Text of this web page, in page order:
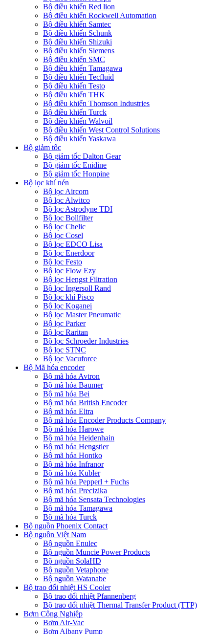
Bộ điều khiển Red lion
Bộ điều khiển Rockwell Automation
Bộ điều khiển Samtec
Bộ điều khiển Schunk
Bộ điều khiển Shizuki
Bộ điều khiển Siemens
Bộ điều khiển SMC
Bộ điều khiển Tamagawa
Bộ điều khiển Tecfluid
Bộ điều khiển Testo
Bộ điều khiển THK
Bộ điều khiển Thomson Industries
Bộ điều khiển Turck
Bộ điều khiển Walvoil
Bộ điều khiển West Control Solutions
Bộ điều khiển Yaskawa
Bộ giảm tốc
Bộ giảm tốc Dalton Gear
Bộ giảm tốc Enidine
Bộ giảm tốc Honpine
Bộ lọc khí nén
Bộ lọc Aircom
Bộ lọc Alwitco
Bộ lọc Astrodyne TDI
Bộ lọc Bollfilter
Bộ lọc Chelic
Bộ lọc Cosel
Bộ lọc EDCO Lisa
Bộ lọc Enerdoor
Bộ lọc Festo
Bộ lọc Flow Ezy
Bộ lọc Hengst Filtration
Bộ lọc Ingersoll Rand
Bộ lọc khí Pisco
Bộ lọc Koganei
Bộ lọc Master Pneumatic
Bộ lọc Parker
Bộ lọc Raritan
Bộ lọc Schroeder Industries
Bộ lọc STNC
Bộ lọc Vacuforce
Bộ Mã hóa encoder
Bộ mã hóa Avtron
Bộ mã hóa Baumer
Bộ mã hóa Bei
Bộ mã hóa British Encoder
Bộ mã hóa Eltra
Bộ mã hóa Encoder Products Company
Bộ mã hóa Harowe
Bộ mã hóa Heidenhain
Bộ mã hóa Hengstler
Bộ mã hóa Hontko
Bộ mã hóa Infranor
Bộ mã hóa Kubler
Bộ mã hóa Pepperl + Fuchs
Bộ mã hóa Precizika
Bộ mã hóa Sensata Technologies
Bộ mã hóa Tamagawa
Bộ mã hóa Turck
Bộ nguồn Phoenix Contact
Bộ nguồn Việt Nam
Bộ nguồn Enulec
Bộ nguồn Muncie Power Products
Bộ nguồn SolaHD
Bộ nguồn Vetaphone
Bộ nguồn Watanabe
Bộ trao đổi nhiệt HS Cooler
Bộ trao đổi nhiệt Pfannenberg
Bộ trao đổi nhiệt Thermal Transfer Product (TTP)
Bơm Công Nghiệp
Bơm Air-Vac
Bơm Albany Pump